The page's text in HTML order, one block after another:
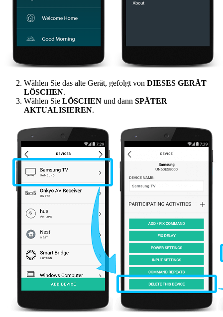
Wählen Sie das alte Gerät, gefolgt von DIESES GERÄT
LÖSCHEN.
Wählen Sie LÖSCHEN und dann SPÄTER
AKTUALISIEREN.